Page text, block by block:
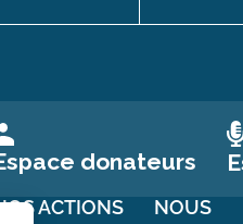
donateurs
ACTIONS
NOUS